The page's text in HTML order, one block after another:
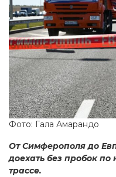
Фото: Гала Амарандо
От Симферополя до
доехать без пробок
трассе.